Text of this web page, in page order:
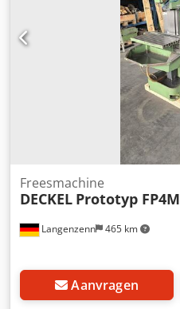
Langenzenn 465 km
Freesmachine
DECKEL Prototyp FP4M
Aanvragen